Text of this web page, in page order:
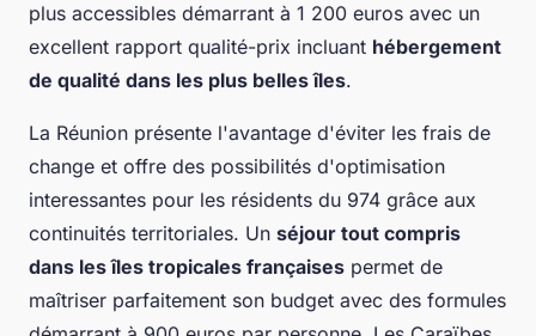
plus accessibles démarrant à 1 200 euros avec un
excellent rapport qualité-prix incluant hébergement
de qualité dans les plus belles îles.
La Réunion présente l'avantage d'éviter les frais de
change et offre des possibilités d'optimisation
interessantes pour les résidents du 974 grâce aux
continuités territoriales. Un séjour tout compris
dans les îles tropicales françaises permet de
maîtriser parfaitement son budget avec des formules